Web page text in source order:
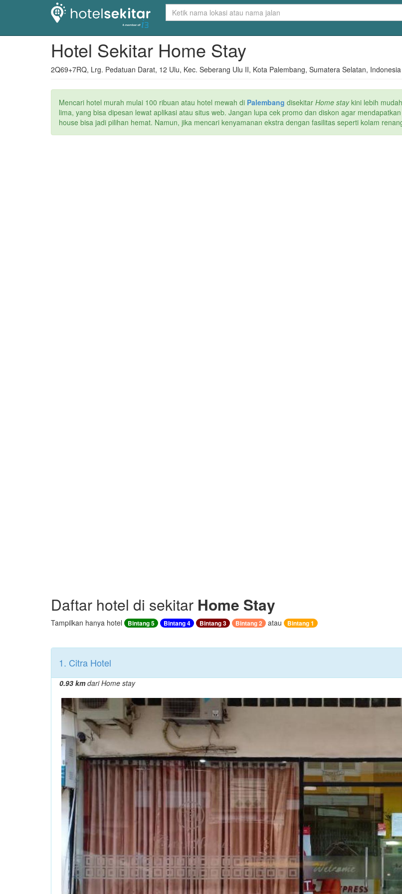
Hotel Sekitar Home Stay
2Q69+7RQ, Lrg. Pedatuan Darat, 12 Ulu, Kec. Seberang Ulu II, Kota Palembang, Sumatera Selatan, Indonesia
Mencari hotel murah mulai 100 ribuan atau hotel mewah di Palembang disekitar Home staykini lebih
lima, yang bisa dipesan lewat aplikasi atau situs web. Jangan lupa cek promo dan diskon agar
house bisa jadi pilihan hemat. Namun, jika mencari kenyamanan ekstra dengan fasilitas seperti kolam
Daftar hotel di sekitar Home Stay
Tampilkan hanya hotel Bintang 5 Bintang 4 Bintang 3 Bintang 2 atau Bintang 1
1. Citra Hotel
0.93 kmdari Home stay